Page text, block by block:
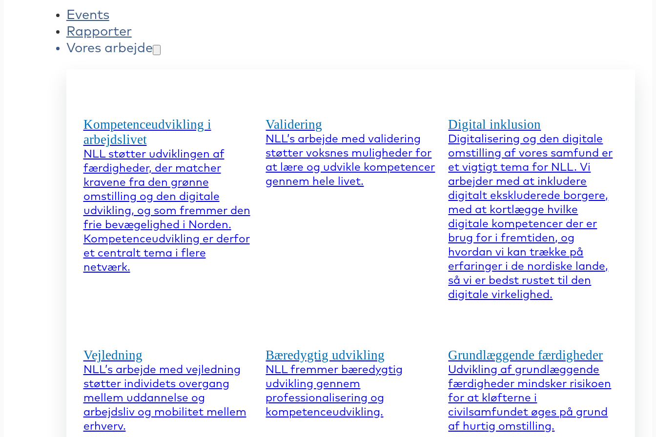
Events
Rapporter
Vores arbejde
Kompetenceudvikling i
arbejdslivet
NLL støtter udviklingen af
færdigheder, der matcher
kravene fra den grønne
omstilling og den digitale
udvikling, og som fremmer den
frie bevægelighed i Norden.
Kompetenceudvikling er derfor
et centralt tema i flere
netværk.
Validering
NLL’s arbejde med validering
støtter voksnes muligheder for
at lære og udvikle kompetencer
gennem hele livet.
Digital inklusion
Digitalisering og den digitale
omstilling af vores samfund er
et vigtigt tema for NLL. Vi
arbejder med at inkludere
digitalt ekskluderede borgere,
med at kortlægge hvilke
digitale kompetencer der er
brug for i fremtiden, og
hvordan vi kan trække på
erfaringer i de nordiske lande,
så vi er bedst rustet til den
digitale virkelighed.
Vejledning
NLL’s arbejde med vejledning
støtter individets overgang
mellem uddannelse og
arbejdsliv og mobilitet mellem
erhverv.
Bæredygtig udvikling
NLL fremmer bæredygtig
udvikling gennem
professionalisering og
kompetenceudvikling.
Grundlæggende færdigheder
Udvikling af grundlæggende
færdigheder mindsker risikoen
for at kløfterne i
civilsamfundet øges på grund
af hurtig omstilling.